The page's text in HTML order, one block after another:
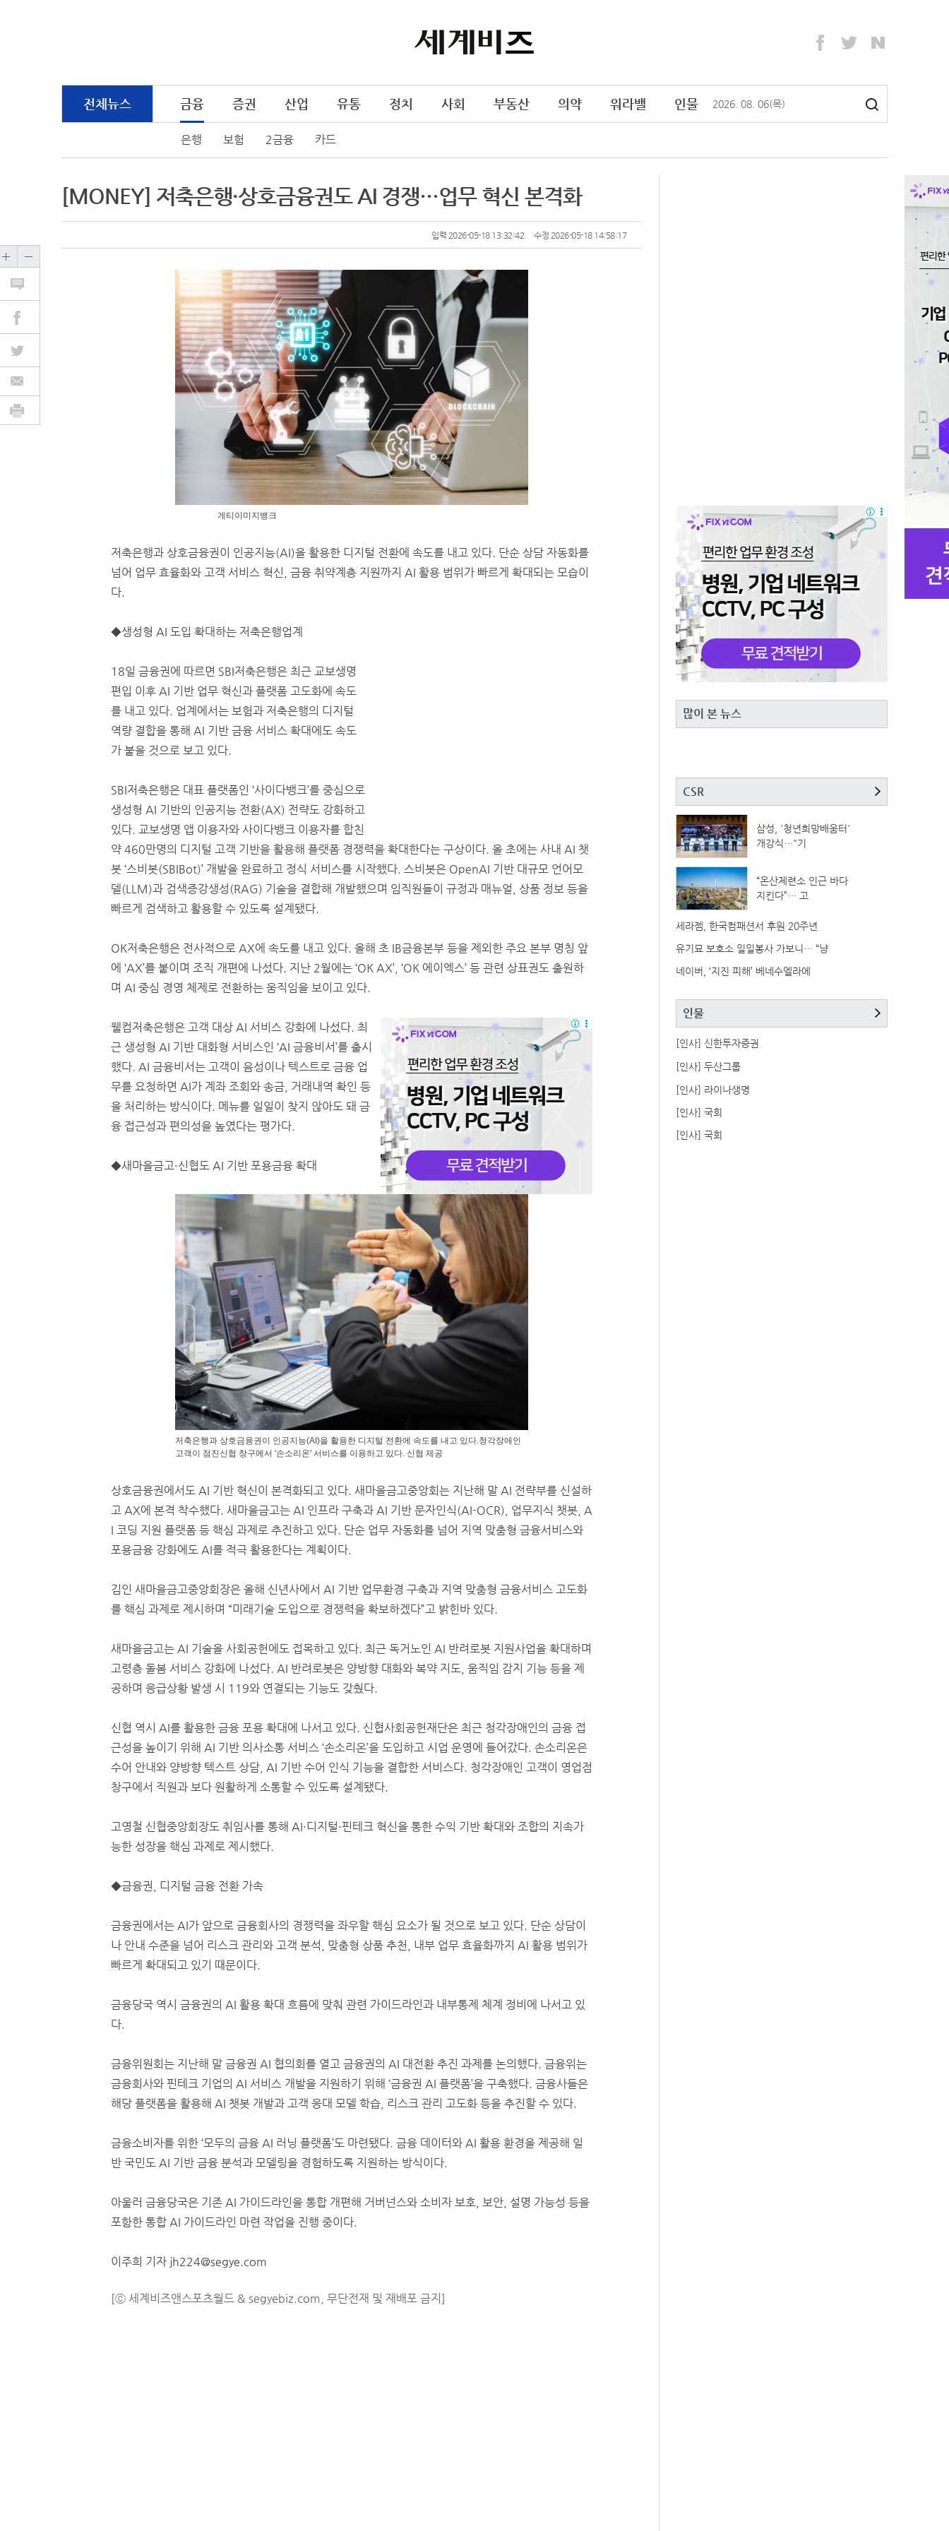
전체뉴스 금융
은행 보험 2금융 카드
증권 산업 유통 정치 사회 부동산 의약 워라밸 인물 2026 08 06(목)
[MONEY] 저축은행·상호금융권도 AI 경쟁…업무 혁신 본격화
입력 2026-05-18 13:32:42 수정 2026-05-18 14:58:17
게티이미지뱅크
저축은행과 상호금융권이 인공지능(AI)을 활용한 디지털 전환에 속도를 내고 있다. 단순 상담 자동화를
넘어 업무 효율화와 고객 서비스 혁신, 금융 취약계층 지원까지 AI 활용 범위가 빠르게 확대되는 모습이
다.
◆생성형 AI 도입 확대하는 저축은행업계
18일 금융권에 따르면 SBI저축은행은 최근 교보생명
편입 이후 AI 기반 업무 혁신과 플랫폼 고도화에 속도
를 내고 있다. 업계에서는 보험과 저축은행의 디지털
역량 결합을 통해 AI 기반 금융 서비스 확대에도 속도
가 붙을 것으로 보고 있다.
SBI저축은행은 대표 플랫폼인 ‘사이다뱅크’를 중심으로
생성형 AI 기반의 인공지능 전환(AX) 전략도 강화하고
있다. 교보생명 앱 이용자와 사이다뱅크 이용자를 합친
약 460만명의 디지털 고객 기반을 활용해 플랫폼 경쟁력을 확대한다는 구상이다. 올 초에는 사내 AI 챗
봇 ‘스비봇(SBIBot)’ 개발을 완료하고 정식 서비스를 시작했다. 스비봇은 OpenAI 기반 대규모 언어모
델(LLM)과 검색증강생성(RAG) 기술을 결합해 개발했으며 임직원들이 규정과 매뉴얼, 상품 정보 등을
빠르게 검색하고 활용할 수 있도록 설계됐다.
OK저축은행은 전사적으로 AX에 속도를 내고 있다. 올해 초 IB금융본부 등을 제외한 주요 본부 명칭 앞
에 ‘AX’를 붙이며 조직 개편에 나섰다. 지난 2월에는 ‘OK AX’, ‘OK 에이엑스’ 등 관련 상표권도 출원하
며 AI 중심 경영 체제로 전환하는 움직임을 보이고 있다.
웰컴저축은행은 고객 대상 AI 서비스 강화에 나섰다. 최
근 생성형 AI 기반 대화형 서비스인 ‘AI 금융비서’를 출시
했다. AI 금융비서는 고객이 음성이나 텍스트로 금융 업
무를 요청하면 AI가 계좌 조회와 송금, 거래내역 확인 등
을 처리하는 방식이다. 메뉴를 일일이 찾지 않아도 돼 금
융 접근성과 편의성을 높였다는 평가다.
◆새마을금고·신협도 AI 기반 포용금융 확대
저축은행과 상호금융권이 인공지능(AI)을 활용한 디지털 전환에 속도를 내고 있다.청각장애인
고객이 점진신협 창구에서 '손소리온' 서비스를 이용하고 있다. 신협 제공
상호금융권에서도 AI 기반 혁신이 본격화되고 있다. 새마을금고중앙회는 지난해 말 AI 전략부를 신설하
고 AX에 본격 착수했다. 새마을금고는 AI 인프라 구축과 AI 기반 문자인식(AI-OCR), 업무지식 챗봇, A
I 코딩 지원 플랫폼 등 핵심 과제로 추진하고 있다. 단순 업무 자동화를 넘어 지역 맞춤형 금융서비스와
포용금융 강화에도 AI를 적극 활용한다는 계획이다.
김인 새마을금고중앙회장은 올해 신년사에서 AI 기반 업무환경 구축과 지역 맞춤형 금융서비스 고도화
를 핵심 과제로 제시하며 “미래기술 도입으로 경쟁력을 확보하겠다”고 밝힌바 있다.
새마을금고는 AI 기술을 사회공헌에도 접목하고 있다. 최근 독거노인 AI 반려로봇 지원사업을 확대하며
고령층 돌봄 서비스 강화에 나섰다. AI 반려로봇은 양방향 대화와 복약 지도, 움직임 감지 기능 등을 제
공하며 응급상황 발생 시 119와 연결되는 기능도 갖췄다.
신협 역시 AI를 활용한 금융 포용 확대에 나서고 있다. 신협사회공헌재단은 최근 청각장애인의 금융 접
근성을 높이기 위해 AI 기반 의사소통 서비스 ‘손소리온’을 도입하고 시업 운영에 들어갔다. 손소리온은
수어 안내와 양방향 텍스트 상담, AI 기반 수어 인식 기능을 결합한 서비스다. 청각장애인 고객이 영업점
창구에서 직원과 보다 원활하게 소통할 수 있도록 설계됐다.
고영철 신협중앙회장도 취임사를 통해 AI·디지털·핀테크 혁신을 통한 수익 기반 확대와 조합의 지속가
능한 성장을 핵심 과제로 제시했다.
◆금융권, 디지털 금융 전환 가속
금융권에서는 AI가 앞으로 금융회사의 경쟁력을 좌우할 핵심 요소가 될 것으로 보고 있다. 단순 상담이
나 안내 수준을 넘어 리스크 관리와 고객 분석, 맞춤형 상품 추천, 내부 업무 효율화까지 AI 활용 범위가
빠르게 확대되고 있기 때문이다.
금융당국 역시 금융권의 AI 활용 확대 흐름에 맞춰 관련 가이드라인과 내부통제 체계 정비에 나서고 있
다.
금융위원회는 지난해 말 금융권 AI 협의회를 열고 금융권의 AI 대전환 추진 과제를 논의했다. 금융위는
금융회사와 핀테크 기업의 AI 서비스 개발을 지원하기 위해 ‘금융권 AI 플랫폼’을 구축했다. 금융사들은
해당 플랫폼을 활용해 AI 챗봇 개발과 고객 응대 모델 학습, 리스크 관리 고도화 등을 추진할 수 있다.
금융소비자를 위한 ‘모두의 금융 AI 러닝 플랫폼’도 마련됐다. 금융 데이터와 AI 활용 환경을 제공해 일
반 국민도 AI 기반 금융 분석과 모델링을 경험하도록 지원하는 방식이다.
아울러 금융당국은 기존 AI 가이드라인을 통합 개편해 거버넌스와 소비자 보호, 보안, 설명 가능성 등을
포함한 통합 AI 가이드라인 마련 작업을 진행 중이다.
이주희 기자 jh224@segye.com
[ⓒ 세계비즈앤스포츠월드 & segyebiz.com, 무단전재 및 재배포 금지]
많이 본 뉴스
CSR
삼성, '청년희망배움터'
개강식…"기
“온산제련소 인근 바다
지킨다”… 고
세라젬, 한국컴패션서 후원 20주년
유기묘 보호소 일일봉사 가보니… “냥
네이버, ‘지진 피해’ 베네수엘라에
인물
[인사] 신한투자증권
[인사] 두산그룹
[인사] 라이나생명
[인사] 국회
[인사] 국회